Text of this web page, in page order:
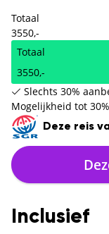
Totaal
3550,-
Totaal
3550,-
Slechts 30%
Mogelijkheid tot
Deze reis
Inclusief